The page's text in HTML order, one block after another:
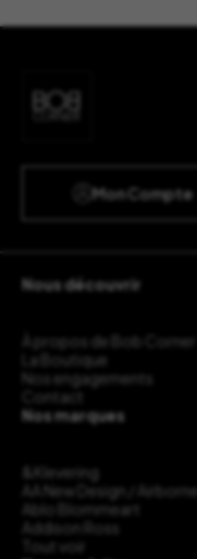
Mon Compte
Nous découvrir
À propos de Bob Corner
La Boutique
Nos engagements
Contact
Nos marques
&Klevering
AA New Design / Airborne
Ablo Blommeart
Addison Ross
Tout voir